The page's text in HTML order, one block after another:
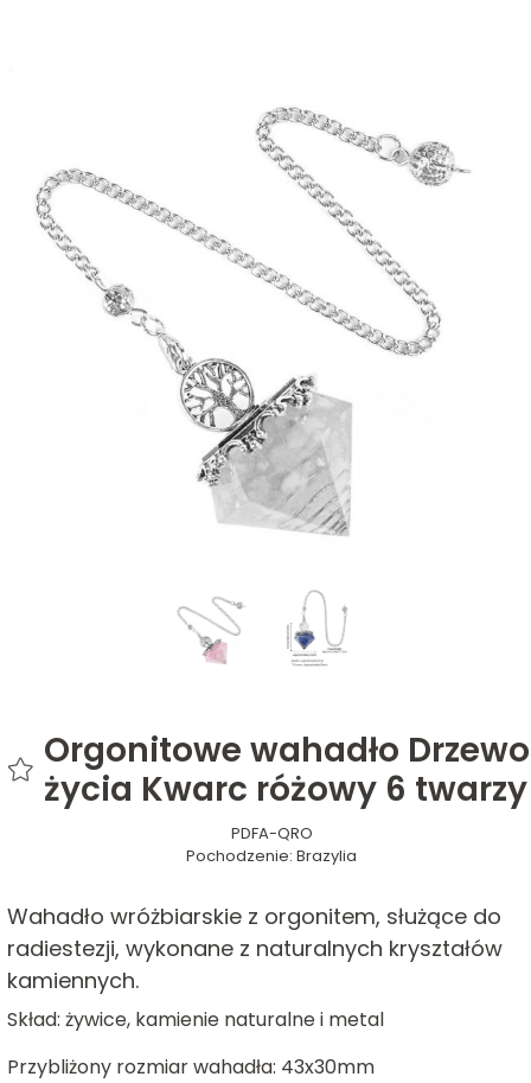
Orgonitowe wahadło Drzewo
życia Kwarc różowy 6 twarzy
PDFA-QRO
Pochodzenie: Brazylia
Wahadło wróżbiarskie z orgonitem, służące do
radiestezji, wykonane z naturalnych kryształów
kamiennych.
Skład: żywice, kamienie naturalne i metal
Przybliżony rozmiar wahadła: 43x30mm